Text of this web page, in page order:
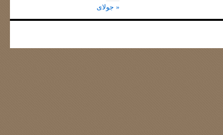
« جولای